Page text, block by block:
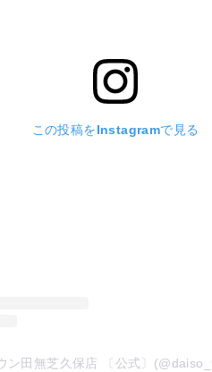
この投稿をInstagramで見る